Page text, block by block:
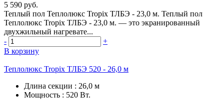
5 590 руб.
Теплый пол Теплолюкс Tropix ТЛБЭ - 23,0 м. Теплый пол
Теплолюкс Tropix ТЛБЭ - 23,0 м. — это экранированный
двухжильный нагревате...
-
+
В корзину
Теплолюкс Tropix ТЛБЭ 520 - 26,0 м
Длина секции : 26,0 м
Мощность : 520 Вт.